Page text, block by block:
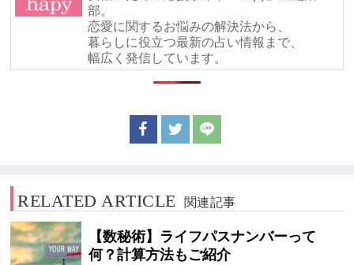
部。
恋愛に関するお悩みの解決法から、
暮らしに役立つ最新の占い情報まで、
幅広く発信しています。
RELATED ARTICLE 関連記事
【数秘術】ライフパスナンバーって
何？計算方法もご紹介